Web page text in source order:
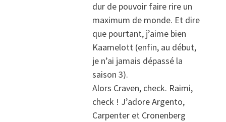
dur de pouvoir faire rire un
maximum de monde. Et dire
que pourtant, j’aime bien
Kaamelott (enfin, au début,
je n’ai jamais dépassé la
saison 3).
Alors Craven, check. Raimi,
check ! J’adore Argento,
Carpenter et Cronenberg